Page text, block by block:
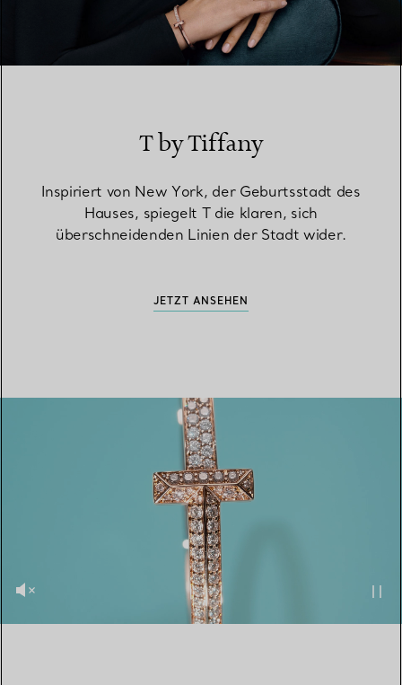
T by Tiffany
Inspiriert von New York, der Geburtsstadt des
Hauses, spiegelt T die klaren, sich
überschneidenden Linien der Stadt wider.
JETZT ANSEHEN